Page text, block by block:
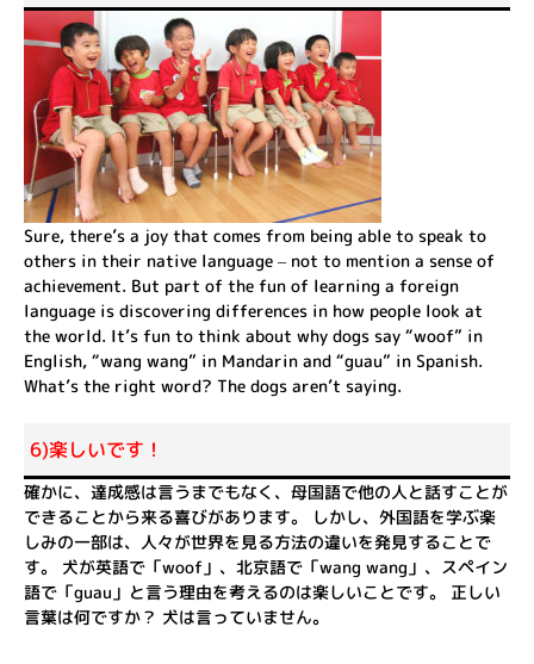
Sure, there’s a joy that comes from being able to speak to
others in their native language – not to mention a sense of
achievement. But part of the fun of learning a foreign
language is discovering differences in how people look at
the world. It’s fun to think about why dogs say “woof” in
English, “wang wang” in Mandarin and “guau” in Spanish.
What’s the right word? The dogs aren’t saying.
6)楽しいです！
確かに、達成感は言うまでもなく、母国語で他の人と話すことが
できることから来る喜びがあります。 しかし、外国語を学ぶ楽
しみの一部は、人々が世界を見る方法の違いを発見することで
す。 犬が英語で「woof」、北京語で「wang wang」、スペイン
語で「guau」と言う理由を考えるのは楽しいことです。 正しい
言葉は何ですか？ 犬は言っていません。